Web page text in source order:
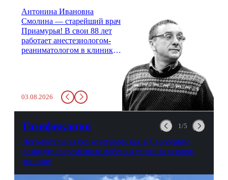
Антонина Ивановна
Смолина — старейший врач
Приамурья! В свои 88 лет
работает анестезиологом-
реаниматологом в клинике
стажем о жизни, смерти
душе и духе. Откровенно о
03.08.2026
Газификация 1/5
Лего-котельная без кочегаров: как в Свободном
возводят современные фабрики тепла на газовом
топливе